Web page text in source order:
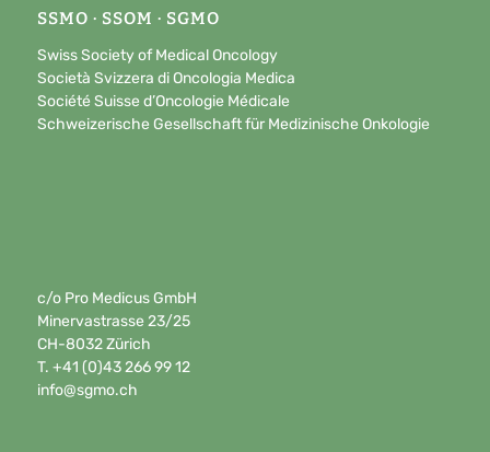
SSMO · SSOM · SGMO
Swiss Society of Medical Oncology
Società Svizzera di Oncologia Medica
Société Suisse d’Oncologie Médicale
Schweizerische Gesellschaft für Medizinische Onkologie
c/o Pro Medicus GmbH
Minervastrasse 23/25
CH-8032 Zürich
T. +41 (0)43 266 99 12
info@sgmo.ch